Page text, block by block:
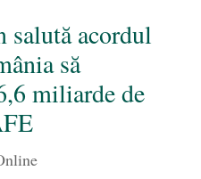
acordul
să
miliarde de